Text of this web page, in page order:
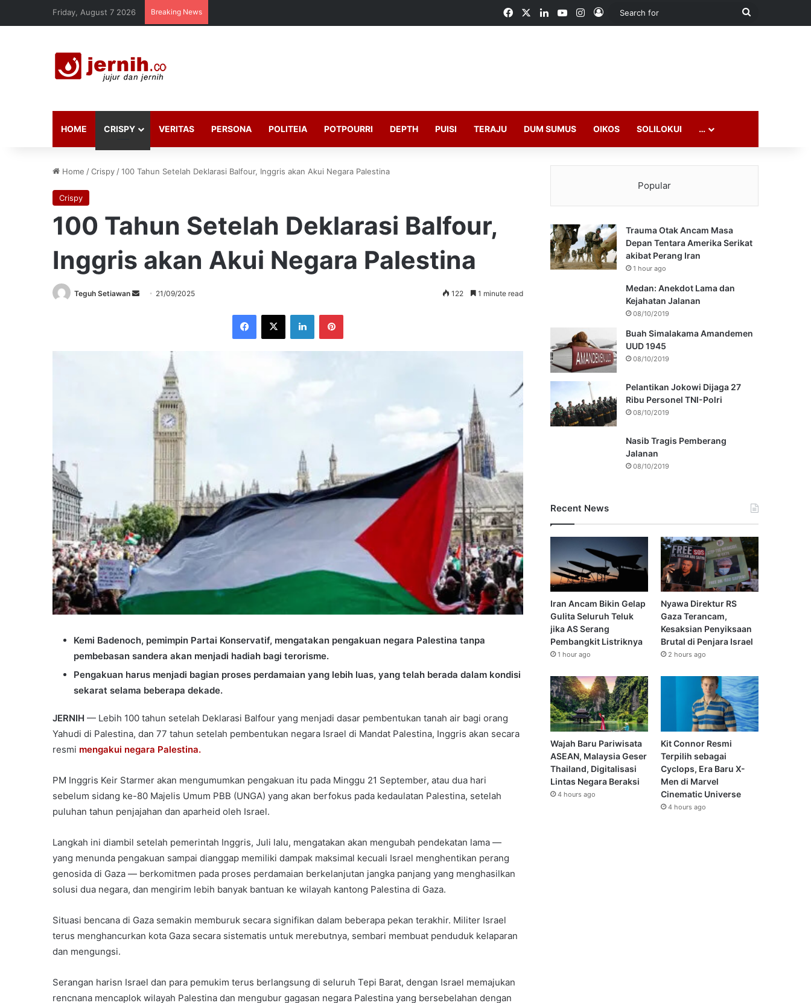
Friday, August 7 2026 Breaking News FacebookLinkedInYouTubeInstagram
Log In
Search
HOME CRISPY VERITAS PERSONA POLITEIA POTPOURRI DEPTH PUISI TERAJU DUM SUMUS OIKOS SOLILOKUI …
Home /Crispy /100 Tahun Setelah Deklarasi Balfour, Inggris akan Akui Negara Palestina
Crispy
100 Tahun Setelah Deklarasi Balfour,
Inggris akan Akui Negara Palestina
Teguh Setiawan
Send 21/09/2025 122 1 minute read
Facebook
X LinkedInPinterest
Kemi Badenoch, pemimpin Partai Konservatif, mengatakan pengakuan negara Palestina tanpa
pembebasan sandera akan menjadi hadiah bagi terorisme.
Pengakuan harus menjadi bagian proses perdamaian yang lebih luas, yang telah berada dalam kondisi
sekarat selama beberapa dekade.
JERNIH — Lebih 100 tahun setelah Deklarasi Balfour yang menjadi dasar pembentukan tanah air bagi orang
Yahudi di Palestina, dan 77 tahun setelah pembentukan negara Israel di Mandat Palestina, Inggris akan secara
resmi mengakui negara Palestina.
PM Inggris Keir Starmer akan mengumumkan pengakuan itu pada Minggu 21 September, atau dua hari
sebelum sidang ke-80 Majelis Umum PBB (UNGA) yang akan berfokus pada kedaulatan Palestina, setelah
puluhan tahun penjajahan dan aparheid oleh Israel.
Langkah ini diambil setelah pemerintah Inggris, Juli lalu, mengatakan akan mengubah pendekatan lama —
yang menunda pengakuan sampai dianggap memiliki dampak maksimal kecuali Israel menghentikan perang
genosida di Gaza — berkomitmen pada proses perdamaian berkelanjutan jangka panjang yang menghasilkan
solusi dua negara, dan mengirim lebih banyak bantuan ke wilayah kantong Palestina di Gaza.
Situasi bencana di Gaza semakin memburuk secara signifikan dalam beberapa pekan terakhir. Militer Israel
terus menghancurkan kota Gaza secara sistematis untuk merebutnya, sembari membuat penduduk kelaparan
dan mengungsi.
Serangan harisn Israel dan para pemukim terus berlangsung di seluruh Tepi Barat, dengan Israel memajukan
rencnana mencaplok wilayah Palestina dan mengubur gagasan negara Palestina yang bersebelahan dengan
Popular
Trauma Otak Ancam Masa
Depan Tentara Amerika Serikat
akibat Perang Iran
1 hour ago
Medan: Anekdot Lama dan
Kejahatan Jalanan
08/10/2019
Buah Simalakama Amandemen
UUD 1945
08/10/2019
Pelantikan Jokowi Dijaga 27
Ribu Personel TNI-Polri
08/10/2019
Nasib Tragis Pemberang
Jalanan
08/10/2019
Recent News
Iran Ancam Bikin Gelap
Gulita Seluruh Teluk
jika AS Serang
Pembangkit Listriknya
1 hour ago
Nyawa Direktur RS
Gaza Terancam,
Kesaksian Penyiksaan
Brutal di Penjara Israel
2 hours ago
Wajah Baru Pariwisata
ASEAN, Malaysia Geser
Thailand, Digitalisasi
Lintas Negara Beraksi
4 hours ago
Kit Connor Resmi
Terpilih sebagai
Cyclops, Era Baru X-
Men di Marvel
Cinematic Universe
4 hours ago